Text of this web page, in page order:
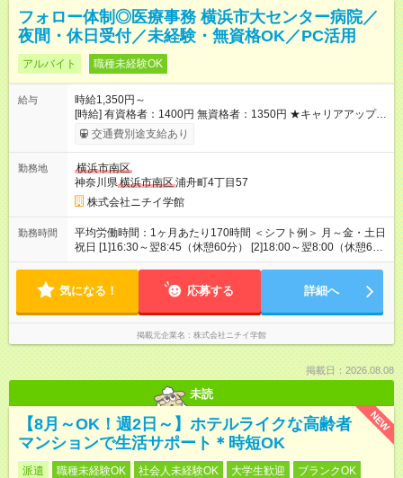
フォロー体制◎医療事務 横浜市大センター病院／
夜間・休日受付／未経験・無資格OK／PC活用
アルバイト 職種未経験OK
給与
時給1,350円～
[時給] 有資格者：1400円 無資格者：1350円 ★キャリアアップ制
度あり 進級により給与がアップします！ 【試用期間】試用期間
あり 試用期間の長さ：3ヶ月 雇用形態、給与は本採用時と同じ
交通費別途支給あり
勤務地
横浜市南区
神奈川県横浜市南区浦舟町4丁目57
株式会社ニチイ学館
勤務時間
平均労働時間：1ヶ月あたり170時間 ＜シフト例＞ 月～金・土日
祝日 [1]16:30～翌8:45（休憩60分） [2]18:00～翌8:00（休憩60
分） [3]8:30～16:45（休憩60分） ※上記勤務時間でのシフト制
月あたり170時間 ＜シフト例＞ 月～金・土日祝日 [1]16:30～翌
16:45（休憩60分） ※上記勤務時間でのシフト制／月170時間
※1ヶ月単位の変形労働時間制
気になる！ 応募する 詳細へ
掲載元企業名 株式会社ニチイ学館
掲載日：2026.08.08
未読
NEW
【8月～OK！週2日～】ホテルライクな高齢者
マンションで生活サポート＊時短OK
派遣 職種未経験OK 社会人未経験OK 大学生歓迎
ブランクOK